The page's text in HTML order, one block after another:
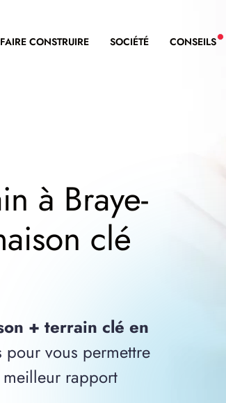
SERVICE BDL EXTENSION
FAIRE CONSTRUIRE SOCIÉTÉ CONSEILS
à Braye-
clé
+ terrain clé en
pour vous permettre
rapport